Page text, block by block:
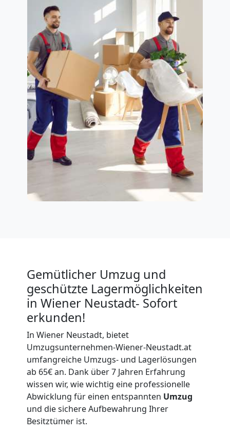
Gemütlicher Umzug und
geschützte Lagermöglichkeiten
in Wiener Neustadt- Sofort
erkunden!
In Wiener Neustadt, bietet
Umzugsunternehmen-Wiener-Neustadt.at
umfangreiche Umzugs- und Lagerlösungen
ab 65€ an. Dank über 7 Jahren Erfahrung
wissen wir, wie wichtig eine professionelle
Abwicklung für einen entspannten Umzug
und die sichere Aufbewahrung Ihrer
Besitztümer ist.
Umzugshelfer
Wiener